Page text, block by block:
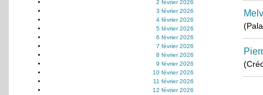
2 février 2026
3 février 2026
4 février 2026
5 février 2026
6 février 2026
7 février 2026
8 février 2026
9 février 2026
10 février 2026
11 février 2026
12 février 2026